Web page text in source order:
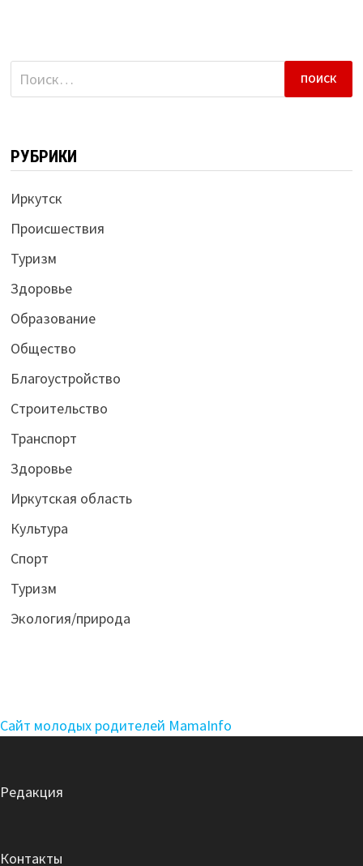
Найти:
РУБРИКИ
Иркутск
Происшествия
Туризм
Здоровье
Образование
Общество
Благоустройство
Строительство
Транспорт
Здоровье
Иркутская область
Культура
Спорт
Туризм
Экология/природа
Сайт молодых родителей MamaInfo
Редакция
Контакты